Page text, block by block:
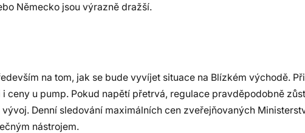
Německo jsou výrazně dražší.
na tom, jak se bude vyvíjet situace na Blízkém východě.
ceny u pump. Pokud napětí přetrvá, regulace pravděpodobně
Denní sledování maximálních cen zveřejňovaných
nástrojem.